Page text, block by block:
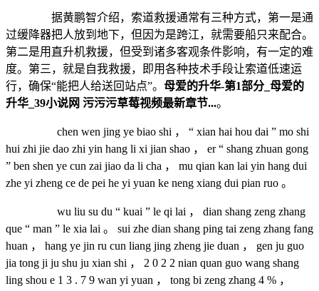
据黄鹏智介绍，索道救援通常有三种方式，第一是通
过缓降器把人放到地下，但因为是跨江，就需要船只来配合。
第二是用直升机救援，但受到诸多客观条件影响，有一定的难
度。第三，就是自我救援，即用各种技术手段让索道低速运
行，确保“能把人给送回站点”。 母爱的升华-第1部分_母爱的
升华_39小说网 污污污草莓视频最新章节...。
chen wen jing ye biao shi ， “ xian hai hou dai ” mo shi
hui zhi jie dao zhi yin hang li xi jian shao ， er “ shang zhuan gong
” ben shen ye cun zai jiao da li cha ， mu qian kan lai yin hang dui
zhe yi zheng ce de pei he yi yuan ke neng xiang dui pian ruo 。
wu liu su du “ kuai ” le qi lai ， dian shang zeng zhang
que “ man ” le xia lai 。 sui zhe dian shang ping tai zeng zhang fang
huan ， hang ye jin ru cun liang jing zheng jie duan ， gen ju guo
jia tong ji ju shu ju xian shi ， 2 0 2 2 nian quan guo wang shang
ling shou e 1 3 . 7 9 wan yi yuan ， tong bi zeng zhang 4 % ，